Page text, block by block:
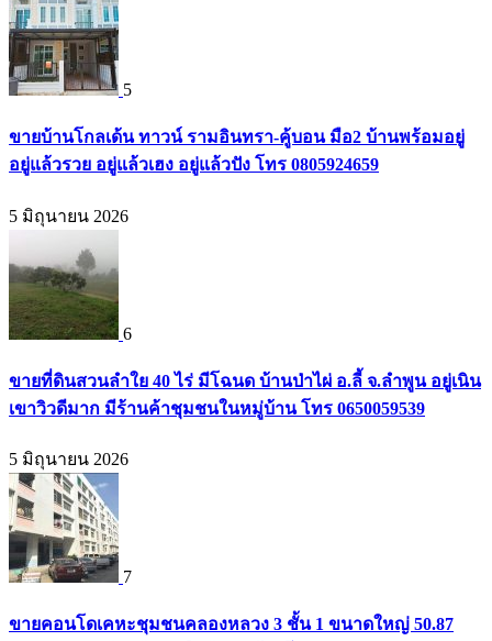
5
ขายบ้านโกลเด้น ทาวน์ รามอินทรา-คู้บอน มือ2 บ้านพร้อมอยู่
อยู่แล้วรวย อยู่แล้วเฮง อยู่แล้วปัง โทร 0805924659
5 มิถุนายน 2026
6
ขายที่ดินสวนลำใย 40 ไร่ มีโฉนด บ้านป่าไผ่ อ.ลี้ จ.ลำพูน อยู่เนิน
เขาวิวดีมาก มีร้านค้าชุมชนในหมู่บ้าน โทร 0650059539
5 มิถุนายน 2026
7
ขายคอนโดเคหะชุมชนคลองหลวง 3 ชั้น 1 ขนาดใหญ่ 50.87